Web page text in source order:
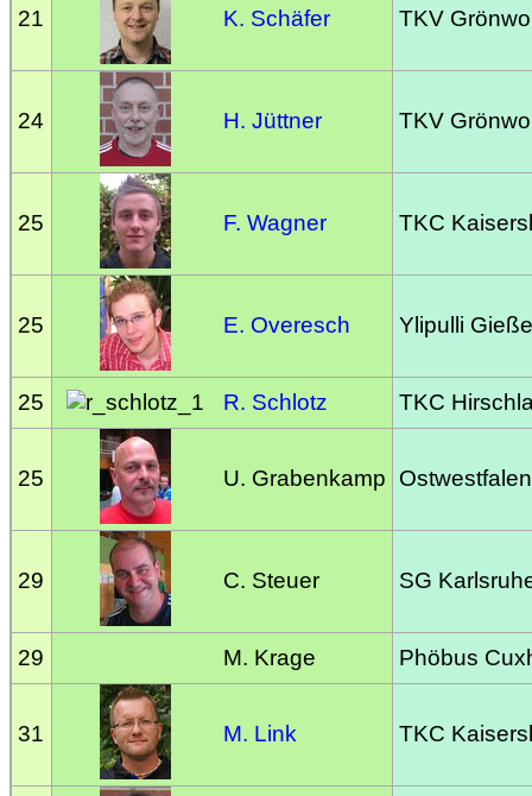
21 K. Schäfer TKV
24 H. Jüttner TKV
25 F. Wagner TKC
25 E. Overesch Ylipulli
25 R. Schlotz TKC
25 U. Grabenkamp
29 C. Steuer SG
29 M. Krage Phöbus
31 M. Link TKC